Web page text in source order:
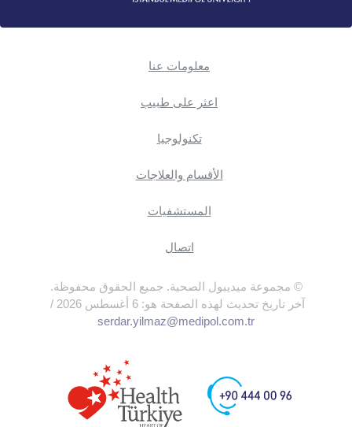
معلومات عنا
اعثر على طبيب
تكنولوجيا
الأقسام والعلاجات
المستشفيات
اتصال
© مجموعة ميديبول الصحية. جميع الحقوق محفوظة.
آخر تاريخ تحديث لهذه الصفحة هو: 6 أغسطس 2026 /
serdar.yilmaz@medipol.com.tr